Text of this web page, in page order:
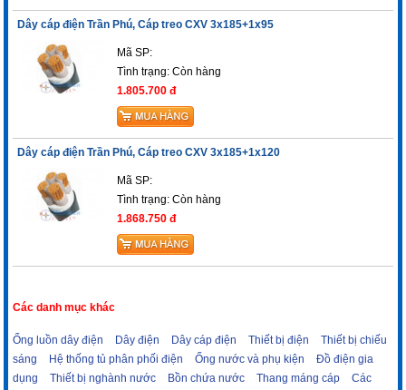
Dây cáp điện Trần Phú, Cáp treo CXV 3x185+1x95
Mã SP:
Tình trạng:Còn hàng
1.805.700 đ
Dây cáp điện Trần Phú, Cáp treo CXV 3x185+1x120
Mã SP:
Tình trạng:Còn hàng
1.868.750 đ
Các danh mục khác
Ống luồn dây điện Dây điện Dây cáp điện Thiết bị điện
Thiết bị chiếu
sáng
Hệ thống tủ phân phối điện Ống nước và phụ kiện
Đồ điện gia
dụng
Thiết bị nghành nước Bồn chứa nước Thang máng cáp
Các